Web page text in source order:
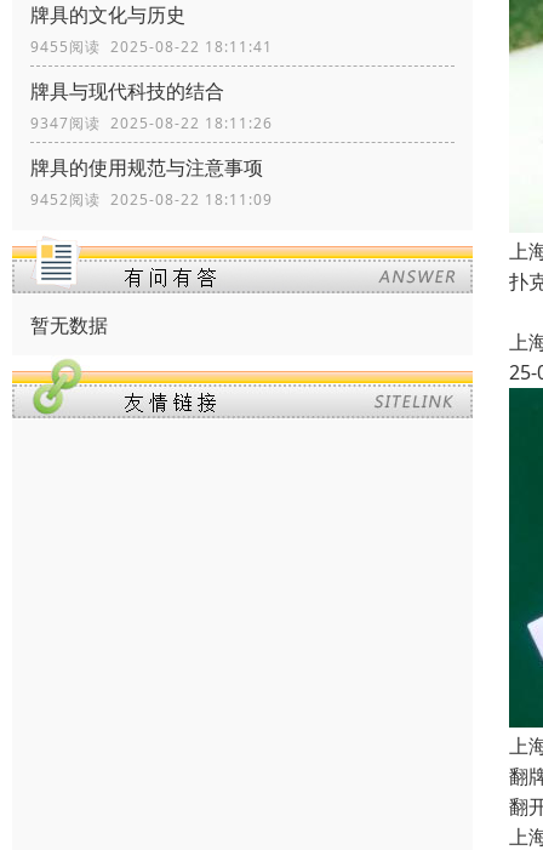
牌具的文化与历史
9455阅读 2025-08-22 18:11:41
牌具与现代科技的结合
9347阅读 2025-08-22 18:11:26
牌具的使用规范与注意事项
9452阅读 2025-08-22 18:11:09
暂无数据
上
扑
上
25-
上
翻
翻
上